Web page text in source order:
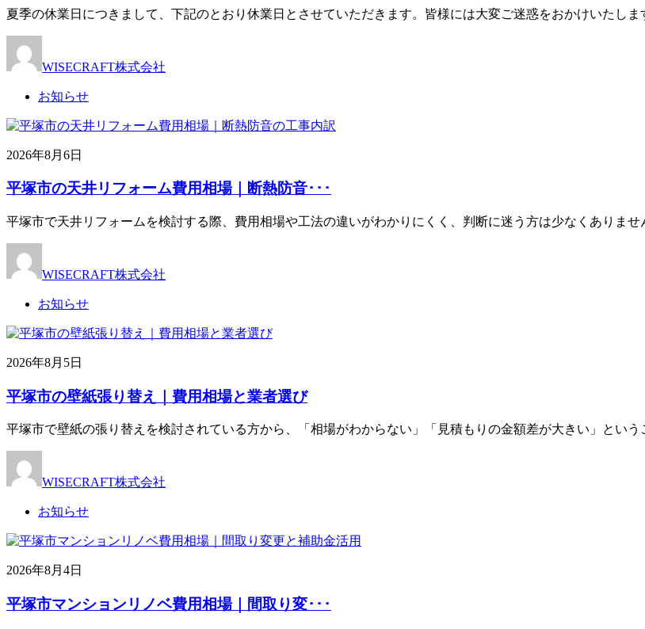
夏季の休業日につきまして、下記のとおり休業日とさせていただきます。皆様には大変ご迷惑をおかけいたし
WISECRAFT株式会社
お知らせ
2026年8月6日
平塚市の天井リフォーム費用相場｜断熱防音･･･
平塚市で天井リフォームを検討する際、費用相場や工法の違いがわかりにくく、判断に迷う方は少なくありま
WISECRAFT株式会社
お知らせ
2026年8月5日
平塚市の壁紙張り替え｜費用相場と業者選び
平塚市で壁紙の張り替えを検討されている方から、「相場がわからない」「見積もりの金額差が大きい」とい
WISECRAFT株式会社
お知らせ
2026年8月4日
平塚市マンションリノベ費用相場｜間取り変･･･